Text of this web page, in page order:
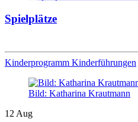
Spielplätze
Kinderprogramm Kinderführungen
Bild: Katharina Krautmann
12 Aug